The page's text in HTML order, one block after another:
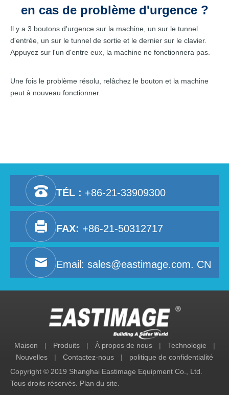
en cas de problème d'urgence ?
Il y a 3 boutons d'urgence sur la machine, un sur le tunnel
d'entrée, un sur le tunnel de sortie et le dernier sur le clavier.
Appuyez sur l'un d'entre eux, la machine ne fonctionnera pas.
Une fois le problème résolu, relâchez le bouton et la machine
peut à nouveau fonctionner.
TÉL : +86-21-33909300
FAX: +86-21-50312717
Email: sales@eastimage.com. CN
Maison | Produits | À propos de nous | Technologie
|
Nouvelles
| Contactez-nous |
politique de confidentialité
Copyright © 2019 Shanghai Eastimage Equipment Co., Ltd.
Tous droits réservés. Plan du site